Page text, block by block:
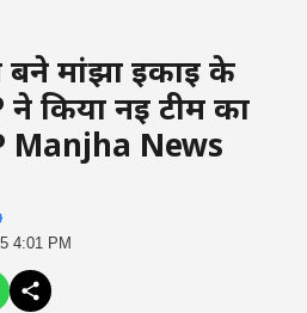
बने मांझा इकाई के
ने किया नई टीम का
Manjha News
4:01 PM